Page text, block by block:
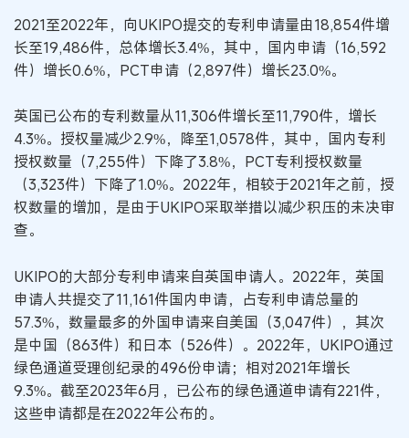
2021至2022年，向UKIPO提交的专利申请量由18,854件增
长至19,486件，总体增长3.4%，其中，国内申请（16,592
件）增长0.6%，PCT申请（2,897件）增长23.0%。
英国已公布的专利数量从11,306件增长至11,790件，增长
4.3%。授权量减少2.9%，降至1,0578件，其中，国内专利
授权数量（7,255件）下降了3.8%，PCT专利授权数量
（3,323件）下降了1.0%。2022年，相较于2021年之前，授
权数量的增加，是由于UKIPO采取举措以减少积压的未决审
查。
UKIPO的大部分专利申请来自英国申请人。2022年，英国
申请人共提交了11,161件国内申请，占专利申请总量的
57.3%，数量最多的外国申请来自美国（3,047件），其次
是中国（863件）和日本（526件）。2022年，UKIPO通过
绿色通道受理创纪录的496份申请；相对2021年增长
9.3%。截至2023年6月，已公布的绿色通道申请有221件，
这些申请都是在2022年公布的。